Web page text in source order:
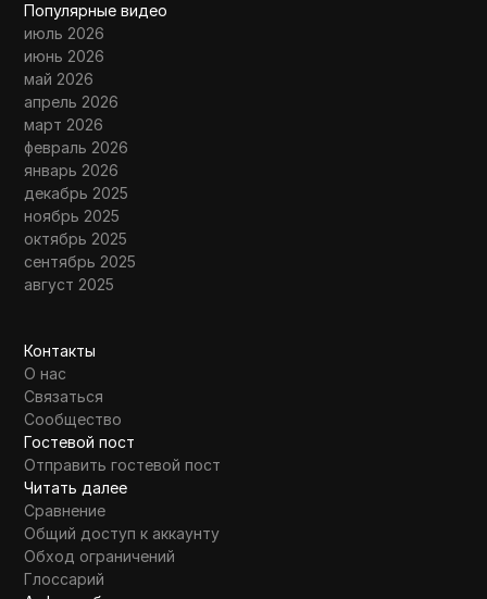
Популярные видео
июль 2026
июнь 2026
май 2026
апрель 2026
март 2026
февраль 2026
январь 2026
декабрь 2025
ноябрь 2025
октябрь 2025
сентябрь 2025
август 2025
Контакты
О нас
Связаться
Сообщество
Гостевой пост
Отправить гостевой пост
Читать далее
Сравнение
Общий доступ к аккаунту
Обход ограничений
Глоссарий